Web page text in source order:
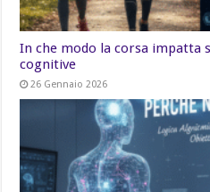
In che modo la corsa impatta
cognitive
26 Gennaio 2026